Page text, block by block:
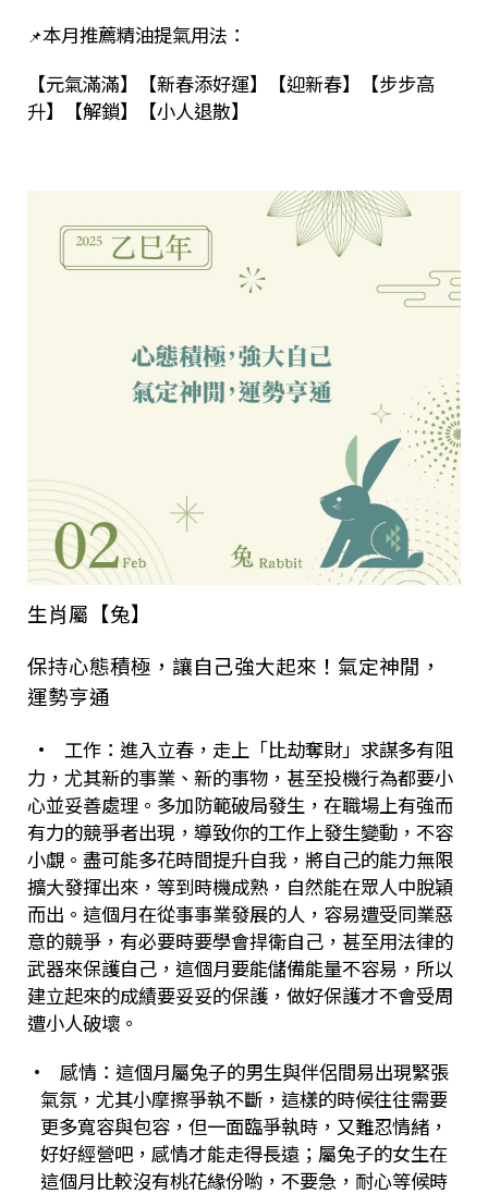
📌本月推薦精油提氣用法：
【元氣滿滿】【新春添好運】【迎新春】【步步高
升】【解鎖】【小人退散】
生肖屬【兔】
保持心態積極，讓自己強大起來！氣定神閒，
運勢亨通
• 工作：進入立春，走上「比劫奪財」求謀多有阻
力，尤其新的事業、新的事物，甚至投機行為都要小
心並妥善處理。多加防範破局發生，在職場上有強而
有力的競爭者出現，導致你的工作上發生變動，不容
小覷。盡可能多花時間提升自我，將自己的能力無限
擴大發揮出來，等到時機成熟，自然能在眾人中脫穎
而出。這個月在從事事業發展的人，容易遭受同業惡
意的競爭，有必要時要學會捍衛自己，甚至用法律的
武器來保護自己，這個月要能儲備能量不容易，所以
建立起來的成績要妥妥的保護，做好保護才不會受周
遭小人破壞。
• 感情：這個月屬兔子的男生與伴侶間易出現緊張
氣氛，尤其小摩擦爭執不斷，這樣的時候往往需要
更多寬容與包容，但一面臨爭執時，又難忍情緒，
好好經營吧，感情才能走得長遠；屬兔子的女生在
這個月比較沒有桃花緣份喲，不要急，耐心等候時